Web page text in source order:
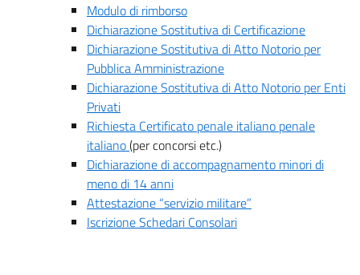
Modulo di rimborso
Dichiarazione Sostitutiva di Certificazione
Dichiarazione Sostitutiva di Atto Notorio per
Pubblica Amministrazione
Dichiarazione Sostitutiva di Atto Notorio per Enti
Privati
Richiesta Certificato penale italiano penale
italiano(per concorsi etc.)
Dichiarazione di accompagnamento minori di
meno di 14 anni
Attestazione “servizio militare”
Iscrizione Schedari Consolari